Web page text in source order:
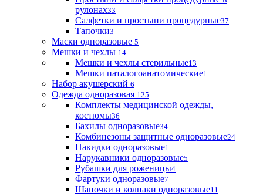
рулонах33
Салфетки и простыни процедурные37
Тапочки3
Маски одноразовые 5
Мешки и чехлы 14
Мешки и чехлы стерильные13
Мешки паталогоанатомические1
Набор акушерский 6
Одежда одноразовая 125
Комплекты медицинской одежды,
костюмы36
Бахилы одноразовые34
Комбинезоны защитные одноразовые24
Накидки одноразовые1
Нарукавники одноразовые5
Рубашки для роженицы4
Фартуки одноразовые7
Шапочки и колпаки одноразовые11